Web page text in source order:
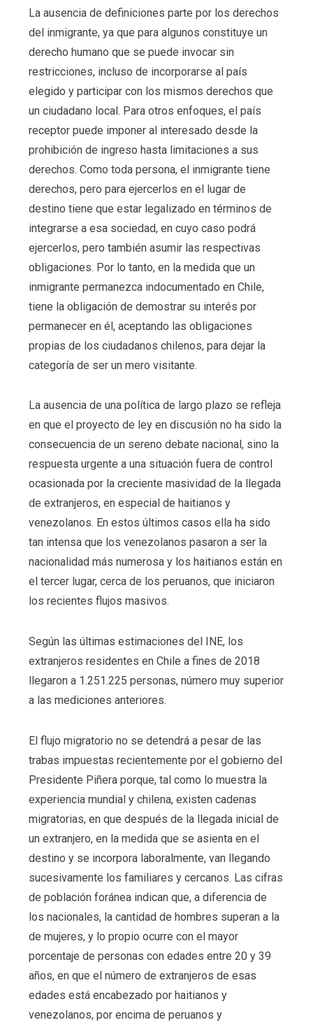
La ausencia de definiciones parte por los derechos
del inmigrante, ya que para algunos constituye un
derecho humano que se puede invocar sin
restricciones, incluso de incorporarse al país
elegido y participar con los mismos derechos que
un ciudadano local. Para otros enfoques, el país
receptor puede imponer al interesado desde la
prohibición de ingreso hasta limitaciones a sus
derechos. Como toda persona, el inmigrante tiene
derechos, pero para ejercerlos en el lugar de
destino tiene que estar legalizado en términos de
integrarse a esa sociedad, en cuyo caso podrá
ejercerlos, pero también asumir las respectivas
obligaciones. Por lo tanto, en la medida que un
inmigrante permanezca indocumentado en Chile,
tiene la obligación de demostrar su interés por
permanecer en él, aceptando las obligaciones
propias de los ciudadanos chilenos, para dejar la
categoría de ser un mero visitante.
La ausencia de una política de largo plazo se refleja
en que el proyecto de ley en discusión no ha sido la
consecuencia de un sereno debate nacional, sino la
respuesta urgente a una situación fuera de control
ocasionada por la creciente masividad de la llegada
de extranjeros, en especial de haitianos y
venezolanos. En estos últimos casos ella ha sido
tan intensa que los venezolanos pasaron a ser la
nacionalidad más numerosa y los haitianos están en
el tercer lugar, cerca de los peruanos, que iniciaron
los recientes flujos masivos.
Según las últimas estimaciones del INE, los
extranjeros residentes en Chile a fines de 2018
llegaron a 1.251.225 personas, número muy superior
a las mediciones anteriores.
El flujo migratorio no se detendrá a pesar de las
trabas impuestas recientemente por el gobierno del
Presidente Piñera porque, tal como lo muestra la
experiencia mundial y chilena, existen cadenas
migratorias, en que después de la llegada inicial de
un extranjero, en la medida que se asienta en el
destino y se incorpora laboralmente, van llegando
sucesivamente los familiares y cercanos. Las cifras
de población foránea indican que, a diferencia de
los nacionales, la cantidad de hombres superan a la
de mujeres, y lo propio ocurre con el mayor
porcentaje de personas con edades entre 20 y 39
años, en que el número de extranjeros de esas
edades está encabezado por haitianos y
venezolanos, por encima de peruanos y